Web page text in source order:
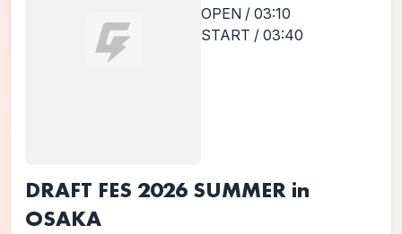
OPEN / 03:10
START / 03:40
DRAFT FES 2026 SUMMER in
OSAKA